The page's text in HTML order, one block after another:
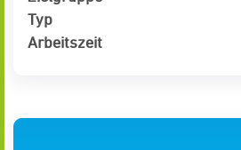
Typ
Arbeitszeit